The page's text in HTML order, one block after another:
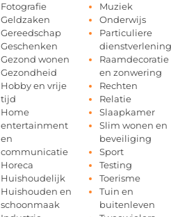
Fotografie
Geldzaken
Gereedschap
Geschenken
Gezond wonen
Gezondheid
Hobby en vrije
tijd
Home
entertainment
en
communicatie
Horeca
Huishoudelijk
Huishouden en
schoonmaak
Muziek
Onderwijs
Particuliere
dienstverlening
Raamdecoratie
en zonwering
Rechten
Relatie
Slaapkamer
Slim wonen en
beveiliging
Sport
Testing
Toerisme
Tuin en
buitenleven